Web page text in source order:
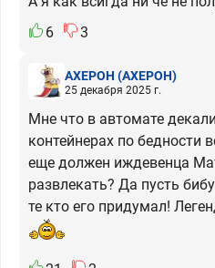
6
3
АХЕРОН (АХЕРОН)
25 декабря 2025 г.
Мне что в автомате
контейнерах по бедности
еще должен иждевенца
развлекать? Да пусть
те кто его придумал!